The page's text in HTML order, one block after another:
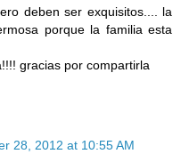
deben ser exquisitos.... la
porque la familia esta
gracias por compartirla
28, 2012 at 10:55 AM